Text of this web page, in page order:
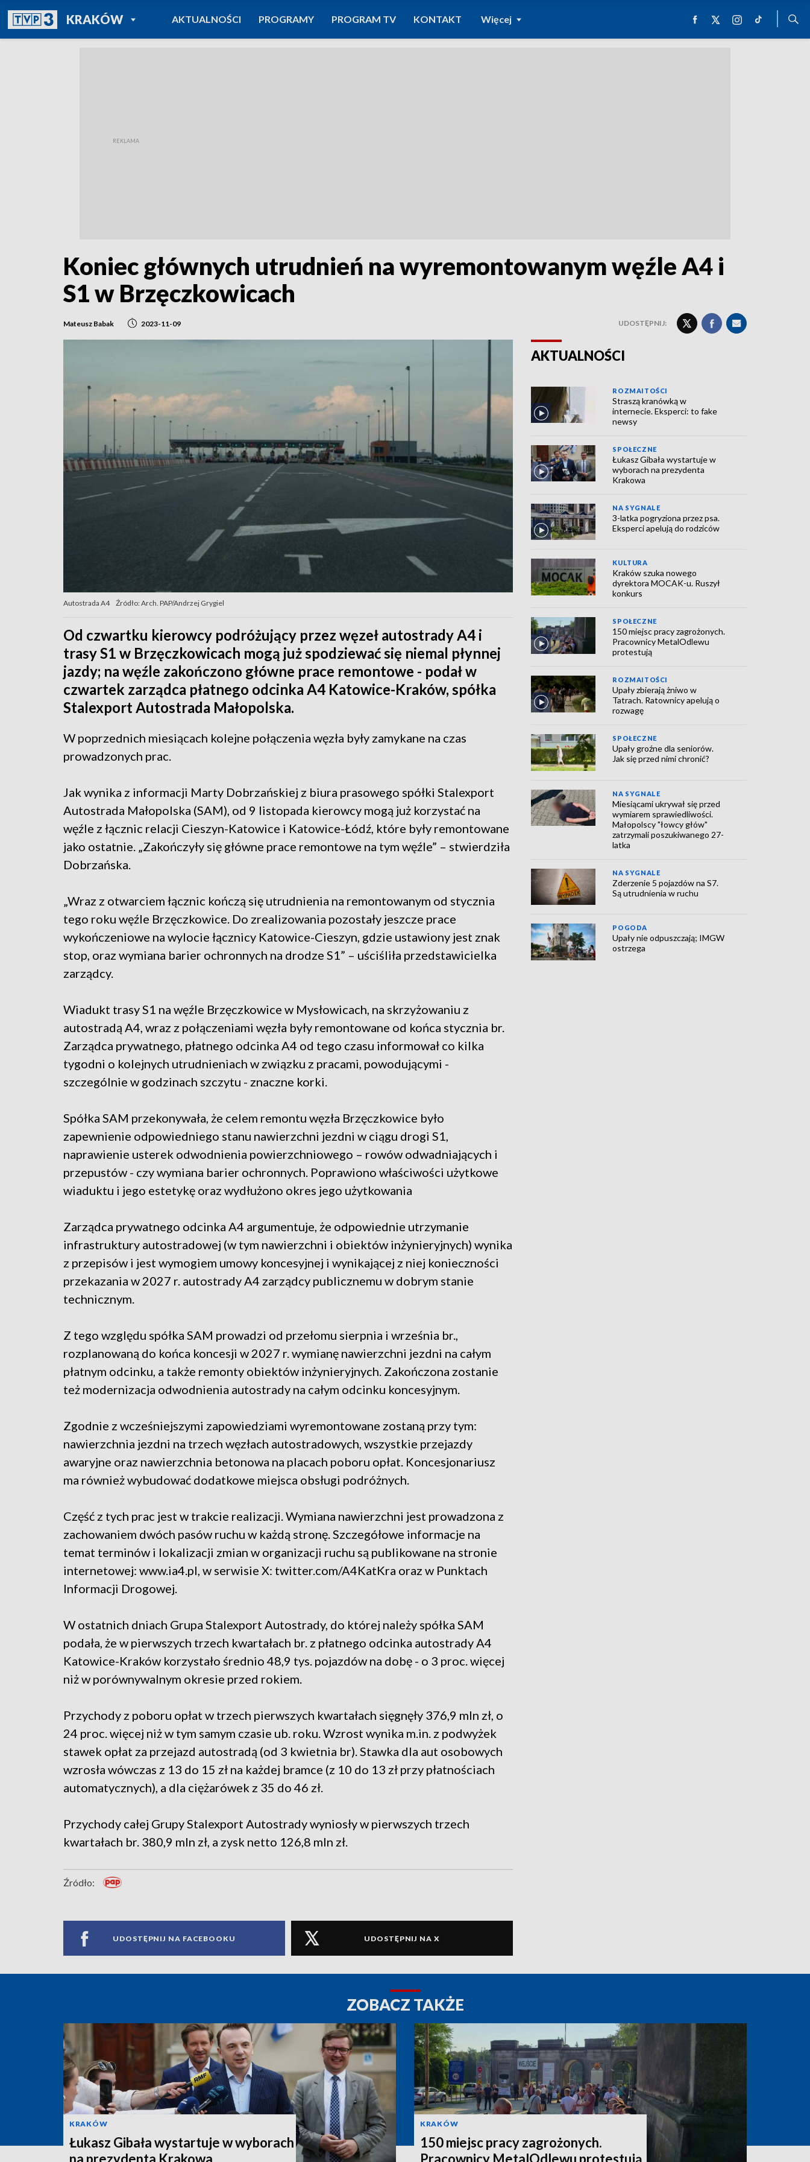
KRAKÓWPOWRÓT DO
TVP REGIONY
AKTUALNOŚCI PROGRAMY PROGRAM TV KONTAKT Więcej
Koniec głównych utrudnień na wyremontowanym węźle A4 i
S1 w Brzęczkowicach
Mateusz Babak 2023-11-09 UDOSTĘPNIJ:
Autostrada A4 Źródło: Arch. PAP/Andrzej Grygiel
Od czwartku kierowcy podróżujący przez węzeł autostrady A4 i
trasy S1 w Brzęczkowicach mogą już spodziewać się niemal płynnej
jazdy; na węźle zakończono główne prace remontowe - podał w
czwartek zarządca płatnego odcinka A4 Katowice-Kraków, spółka
Stalexport Autostrada Małopolska.
W poprzednich miesiącach kolejne połączenia węzła były zamykane na czas
prowadzonych prac.
Jak wynika z informacji Marty Dobrzańskiej z biura prasowego spółki Stalexport
Autostrada Małopolska (SAM), od 9 listopada kierowcy mogą już korzystać na
węźle z łącznic relacji Cieszyn-Katowice i Katowice-Łódź, które były remontowane
jako ostatnie. „Zakończyły się główne prace remontowe na tym węźle” – stwierdziła
Dobrzańska.
„Wraz z otwarciem łącznic kończą się utrudnienia na remontowanym od stycznia
tego roku węźle Brzęczkowice. Do zrealizowania pozostały jeszcze prace
wykończeniowe na wylocie łącznicy Katowice-Cieszyn, gdzie ustawiony jest znak
stop, oraz wymiana barier ochronnych na drodze S1” – uściśliła przedstawicielka
zarządcy.
Wiadukt trasy S1 na węźle Brzęczkowice w Mysłowicach, na skrzyżowaniu z
autostradą A4, wraz z połączeniami węzła były remontowane od końca stycznia br.
Zarządca prywatnego, płatnego odcinka A4 od tego czasu informował co kilka
tygodni o kolejnych utrudnieniach w związku z pracami, powodującymi -
szczególnie w godzinach szczytu - znaczne korki.
Spółka SAM przekonywała, że celem remontu węzła Brzęczkowice było
zapewnienie odpowiedniego stanu nawierzchni jezdni w ciągu drogi S1,
naprawienie usterek odwodnienia powierzchniowego – rowów odwadniających i
przepustów - czy wymiana barier ochronnych. Poprawiono właściwości użytkowe
wiaduktu i jego estetykę oraz wydłużono okres jego użytkowania
Zarządca prywatnego odcinka A4 argumentuje, że odpowiednie utrzymanie
infrastruktury autostradowej (w tym nawierzchni i obiektów inżynieryjnych) wynika
z przepisów i jest wymogiem umowy koncesyjnej i wynikającej z niej konieczności
przekazania w 2027 r. autostrady A4 zarządcy publicznemu w dobrym stanie
technicznym.
Z tego względu spółka SAM prowadzi od przełomu sierpnia i września br.,
rozplanowaną do końca koncesji w 2027 r. wymianę nawierzchni jezdni na całym
płatnym odcinku, a także remonty obiektów inżynieryjnych. Zakończona zostanie
też modernizacja odwodnienia autostrady na całym odcinku koncesyjnym.
Zgodnie z wcześniejszymi zapowiedziami wyremontowane zostaną przy tym:
nawierzchnia jezdni na trzech węzłach autostradowych, wszystkie przejazdy
awaryjne oraz nawierzchnia betonowa na placach poboru opłat. Koncesjonariusz
ma również wybudować dodatkowe miejsca obsługi podróżnych.
Część z tych prac jest w trakcie realizacji. Wymiana nawierzchni jest prowadzona z
zachowaniem dwóch pasów ruchu w każdą stronę. Szczegółowe informacje na
temat terminów i lokalizacji zmian w organizacji ruchu są publikowane na stronie
internetowej: www.ia4.pl, w serwisie X: twitter.com/A4KatKra oraz w Punktach
Informacji Drogowej.
W ostatnich dniach Grupa Stalexport Autostrady, do której należy spółka SAM
podała, że w pierwszych trzech kwartałach br. z płatnego odcinka autostrady A4
Katowice-Kraków korzystało średnio 48,9 tys. pojazdów na dobę - o 3 proc. więcej
niż w porównywalnym okresie przed rokiem.
Przychody z poboru opłat w trzech pierwszych kwartałach sięgnęły 376,9 mln zł, o
24 proc. więcej niż w tym samym czasie ub. roku. Wzrost wynika m.in. z podwyżek
stawek opłat za przejazd autostradą (od 3 kwietnia br). Stawka dla aut osobowych
wzrosła wówczas z 13 do 15 zł na każdej bramce (z 10 do 13 zł przy płatnościach
automatycznych), a dla ciężarówek z 35 do 46 zł.
Przychody całej Grupy Stalexport Autostrady wyniosły w pierwszych trzech
kwartałach br. 380,9 mln zł, a zysk netto 126,8 mln zł.
Źródło:
UDOSTĘPNIJ NA FACEBOOKU UDOSTĘPNIJ NA X
AKTUALNOŚCI
ROZMAITOŚCI
Straszą kranówką w
internecie. Eksperci: to fake
newsy
SPOŁECZNE
Łukasz Gibała wystartuje w
wyborach na prezydenta
Krakowa
NA SYGNALE
3-latka pogryziona przez psa.
Eksperci apelują do rodziców
KULTURA
Kraków szuka nowego
dyrektora MOCAK-u. Ruszył
konkurs
SPOŁECZNE
150 miejsc pracy zagrożonych.
Pracownicy MetalOdlewu
protestują
ROZMAITOŚCI
Upały zbierają żniwo w
Tatrach. Ratownicy apelują o
rozwagę
SPOŁECZNE
Upały groźne dla seniorów.
Jak się przed nimi chronić?
NA SYGNALE
Miesiącami ukrywał się przed
wymiarem sprawiedliwości.
Małopolscy "łowcy głów"
zatrzymali poszukiwanego 27-
latka
NA SYGNALE
Zderzenie 5 pojazdów na S7.
Są utrudnienia w ruchu
POGODA
Upały nie odpuszczają; IMGW
ostrzega
ZOBACZ TAKŻE
KRAKÓW
Łukasz Gibała wystartuje w wyborach
na prezydenta Krakowa
KRAKÓW
150 miejsc pracy zagrożonych.
Pracownicy MetalOdlewu protestują